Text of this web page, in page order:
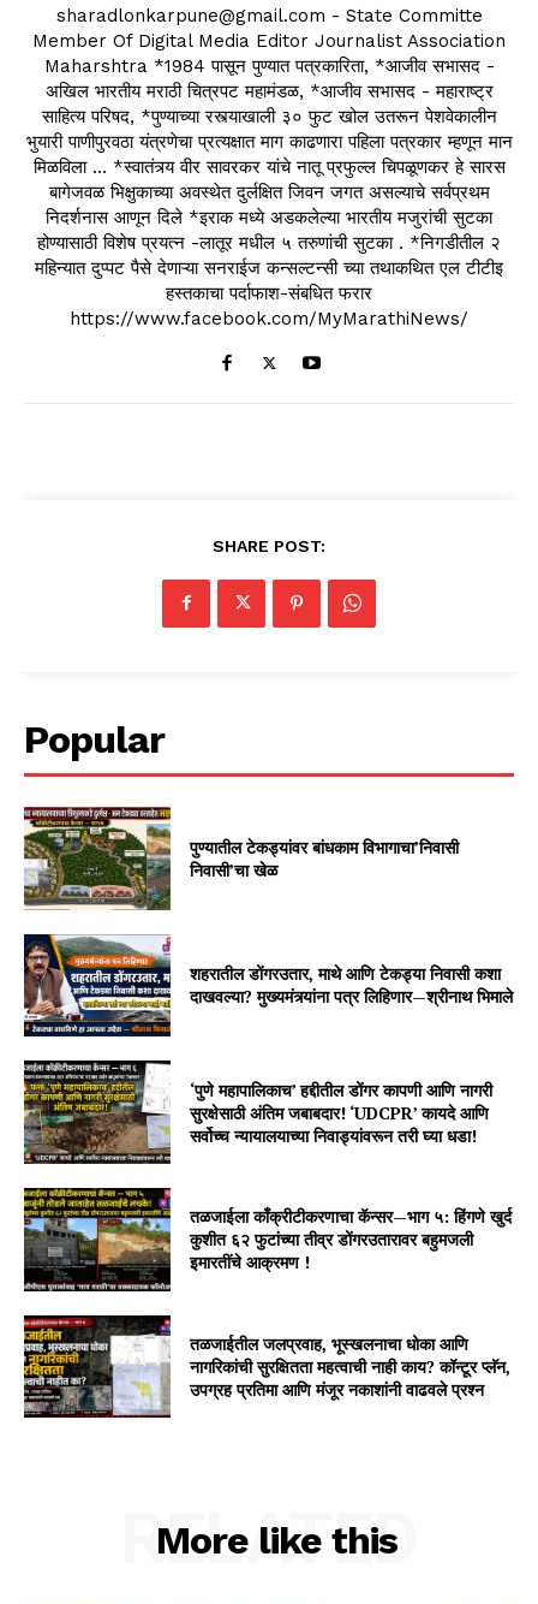
sharadlonkarpune@gmail.com - State Committe
Member Of Digital Media Editor Journalist Association
Maharshtra *1984 पासून पुण्यात पत्रकारिता, *आजीव सभासद -
अखिल भारतीय मराठी चित्रपट महामंडळ, *आजीव सभासद - महाराष्ट्र
साहित्य परिषद, *पुण्याच्या रस्त्याखाली ३० फुट खोल उतरून पेशवेकालीन
भुयारी पाणीपुरवठा यंत्रणेचा प्रत्यक्षात माग काढणारा पहिला पत्रकार म्हणून मान
मिळविला ... *स्वातंत्र्य वीर सावरकर यांचे नातू प्रफुल्ल चिपळूणकर हे सारस
बागेजवळ भिक्षुकाच्या अवस्थेत दुर्लक्षित जिवन जगत असल्याचे सर्वप्रथम
निदर्शनास आणून दिले *इराक मध्ये अडकलेल्या भारतीय मजुरांची सुटका
होण्यासाठी विशेष प्रयत्न -लातूर मधील ५ तरुणांची सुटका . *निगडीतील २
महिन्यात दुप्पट पैसे देणाऱ्या सनराईज कन्सल्टन्सी च्या तथाकथित एल टीटीइ
हस्तकाचा पर्दाफाश-संबधित फरार
https://www.facebook.com/MyMarathiNews/
SHARE POST:
Popular
पुण्यातील टेकड्यांवर बांधकाम विभागाचा’निवासी
निवासी’चा खेळ
शहरातील डोंगरउतार, माथे आणि टेकड्या निवासी कशा
दाखवल्या? मुख्यमंत्र्यांना पत्र लिहिणार—श्रीनाथ भिमाले
‘पुणे महापालिकाच’ हद्दीतील डोंगर कापणी आणि नागरी
सुरक्षेसाठी अंतिम जबाबदार! ‘UDCPR’ कायदे आणि
सर्वोच्च न्यायालयाच्या निवाड्यांवरून तरी घ्या धडा!
तळजाईला काँक्रीटीकरणाचा कॅन्सर—भाग ५: हिंगणे खुर्द
कुशीत ६२ फुटांच्या तीव्र डोंगरउतारावर बहुमजली
इमारतींचे आक्रमण !
तळजाईतील जलप्रवाह, भूस्खलनाचा धोका आणि
नागरिकांची सुरक्षितता महत्वाची नाही काय? कॉन्टूर प्लॅन,
उपग्रह प्रतिमा आणि मंजूर नकाशांनी वाढवले प्रश्न
More like this
RELATED